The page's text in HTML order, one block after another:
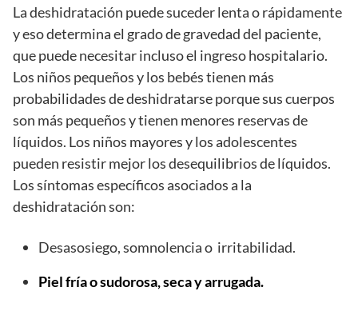
La deshidratación puede suceder lenta o rápidamente
y eso determina el grado de gravedad del paciente,
que puede necesitar incluso el ingreso hospitalario.
Los niños pequeños y los bebés tienen más
probabilidades de deshidratarse porque sus cuerpos
son más pequeños y tienen menores reservas de
líquidos. Los niños mayores y los adolescentes
pueden resistir mejor los desequilibrios de líquidos.
Los síntomas específicos asociados a la
deshidratación son:
Desasosiego, somnolencia o irritabilidad.
Piel fría o sudorosa, seca y arrugada.